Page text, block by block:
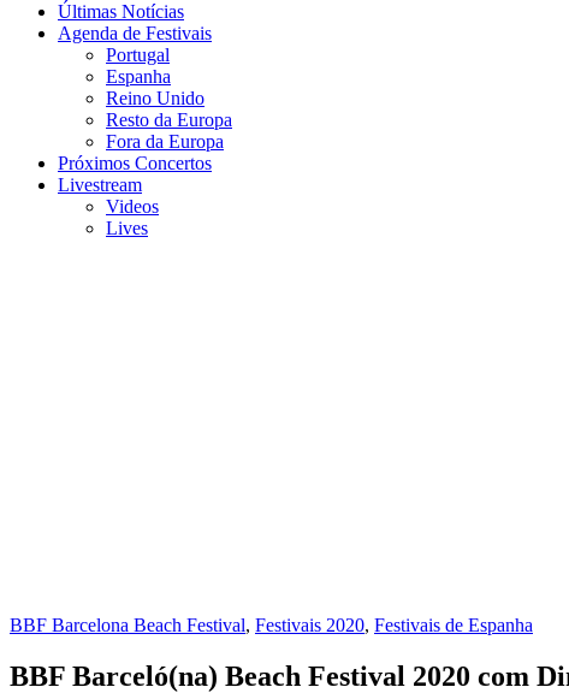
Últimas Notícias
Agenda de Festivais
Portugal
Espanha
Reino Unido
Resto da Europa
Fora da Europa
Próximos Concertos
Livestream
Videos
Lives
BBF Barcelona Beach Festival, Festivais 2020, Festivais de Espanha
BBF Barceló(na) Beach Festival 2020 com